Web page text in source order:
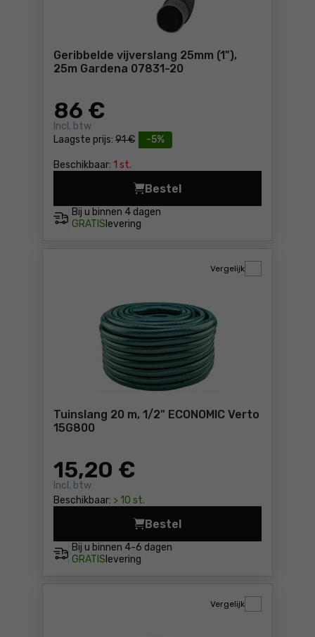
Geribbelde vijverslang 25mm (1"),
25m Gardena 07831-20
-5%
Laagste prijs: 91 €
86 €
Incl. btw
Beschikbaar: 1 st.
Bij u binnen 4 dagen
GRATIS levering
Bestel
Geribbelde vijverslang
Tuinslang 20 m, 1/2" ECONOMIC Verto
15G800
15,20 €
Incl. btw
Beschikbaar: > 10 st.
Vergelijk
Bij u binnen 4-6 dagen
GRATIS levering
Bestel
Vergelijk